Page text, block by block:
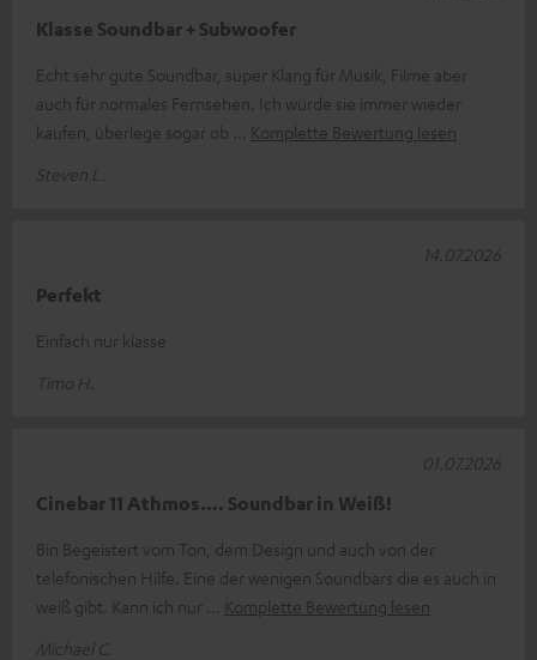
Klasse Soundbar + Subwoofer
Echt sehr gute Soundbar, super Klang für Musik, Filme aber
auch für normales Fernsehen. Ich würde sie immer wieder
kaufen, überlege sogar ob
Komplette Bewertung lesen
Steven L.
Perfekt
Einfach nur klasse
Timo H.
14.07.2026
Cinebar 11 Athmos…. Soundbar in Weiß!
Bin Begeistert vom Ton, dem Design und auch von der
telefonischen Hilfe. Eine der wenigen Soundbars die es auch in
weiß gibt. Kann ich nur
Komplette Bewertung lesen
Michael C.
01.07.2026